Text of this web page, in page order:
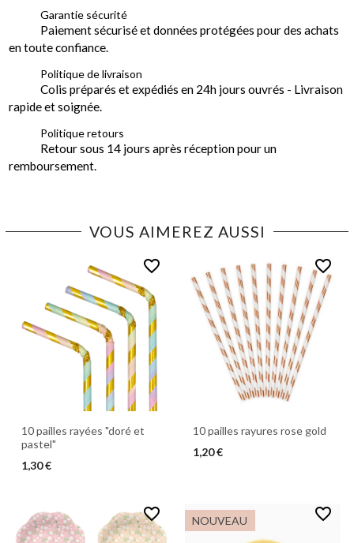
Garantie sécurité
Paiement sécurisé et données protégées pour des achats
en toute confiance.
Politique de livraison
Colis préparés et expédiés en 24h jours ouvrés - Livraison
rapide et soignée.
Politique retours
Retour sous 14 jours après réception pour un
remboursement.
VOUS AIMEREZ AUSSI
favorite_border
10 pailles rayées "doré et
pastel"
1,30 €
favorite_border
10 pailles rayures rose gold
1,20 €
favorite_border NOUVEAU favorite_border